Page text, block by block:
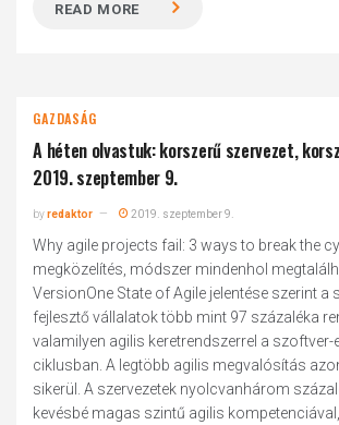
READ MORE
GAZDASÁG
A héten olvastuk: korszerű szervezet,
2019. szeptember 9.
byredaktor 2019. szeptember 9.
Why agile projects fail: 3 ways to break the
megközelítés, módszer mindenhol
VersionOne State of Agile jelentése szerint a
fejlesztő vállalatok több mint 97 százaléka
valamilyen agilis keretrendszerrel a szoftver-
ciklusban. A legtöbb agilis megvalósítás
sikerül. A szervezetek nyolcvanhárom
kevésbé magas szintű agilis kompetenciával,